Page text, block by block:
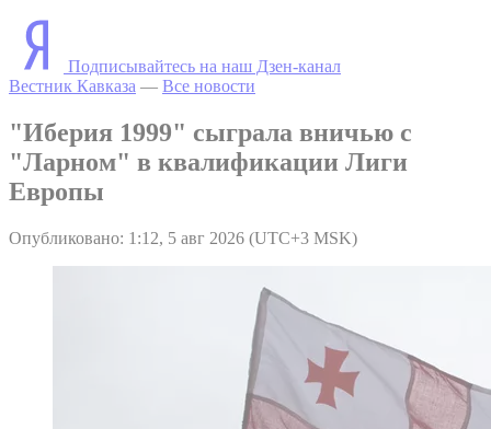
Подписывайтесь на наш Дзен-канал
Вестник Кавказа — Все новости
"Иберия 1999" сыграла вничью с
"Ларном" в квалификации Лиги
Европы
Опубликовано: 1:12, 5 авг 2026 (UTC+3 MSK)